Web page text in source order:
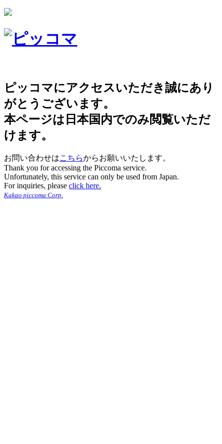
ピッコマにアクセスいただき誠にあり
がとうございます。
本ページは日本国内でのみ閲覧いただ
けます。
お問い合わせはこちらからお願いいたします。
Thank you for accessing the Piccoma service.
Unfortunately, this service can only be used from Japan.
For inquiries, please click here.
Kakao piccoma Corp.